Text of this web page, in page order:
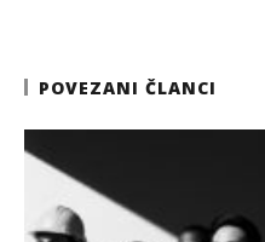
POVEZANI ČLANCI